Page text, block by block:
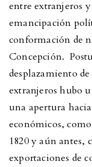
entre extranjeros
emancipación
conformación de
Concepción.
desplazamiento
extranjeros hubo
una apertura
económicos,
1820 y aún antes,
exportaciones de